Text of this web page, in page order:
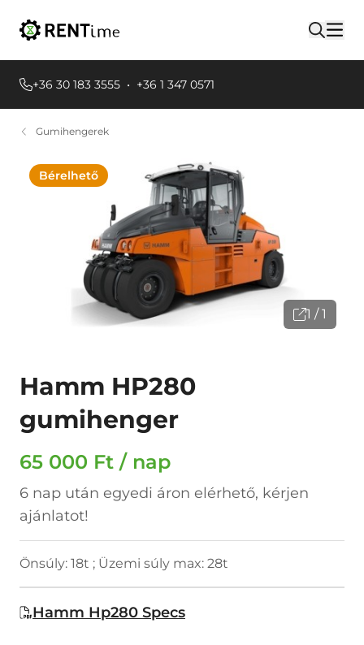
+36 30 183 3555 • +36 1 347 0571
Gumihengerek
Bérelhető
1 / 1
Hamm HP280
gumihenger
65 000 Ft / nap
6 nap után egyedi áron elérhető, kérjen
ajánlatot!
Önsúly: 18t ; Üzemi súly max: 28t
Hamm Hp280 Specs